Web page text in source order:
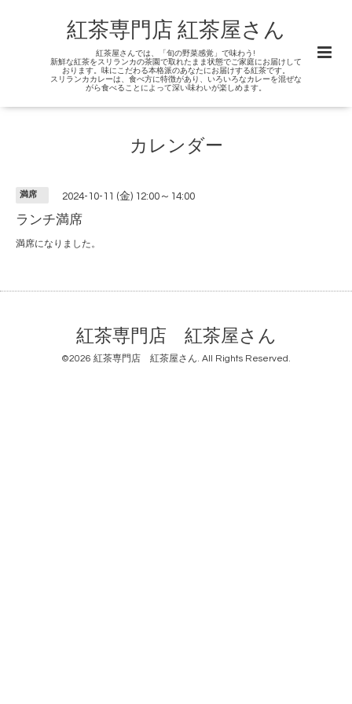
紅茶専門店 紅茶屋さん
紅茶屋さんでは、「旬の野菜感覚」で味わう!
新鮮な紅茶をスリランカの茶園で取れたまま状態でご家庭にお届けして
おります。味にこだわる本格派のあなたにお届けする紅茶です。
スリランカカレーは、食べ方に特徴があり、いろいろなカレーを混ぜな
がら食べることによって深い味わいが楽しめます。
カレンダー
満席 2024-10-11 (金) 12:00～14:00
ランチ満席
満席になりました。
紅茶専門店 紅茶屋さん
©2026 紅茶専門店 紅茶屋さん. All Rights Reserved.